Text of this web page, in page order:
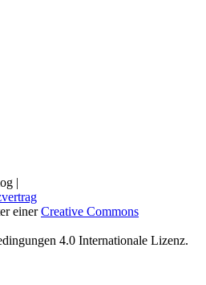
|
einerCreative Commons
4.0 Internationale Lizenz.